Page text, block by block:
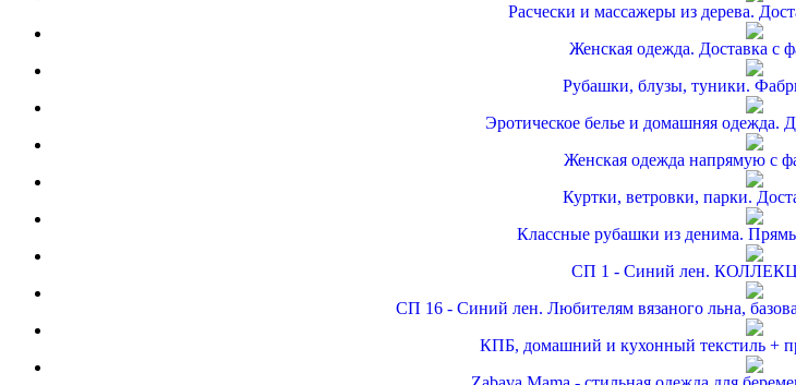
Расчески и массажеры из дерева.
Женская одежда. Доставка с
Рубашки, блузы, туники.
Эротическое белье и домашняя одежда.
Женская одежда напрямую с
Куртки, ветровки, парки.
Классные рубашки из денима.
СП 1 - Синий лен.
СП 16 - Синий лен. Любителям вязаного льна,
КПБ, домашний и кухонный текстиль +